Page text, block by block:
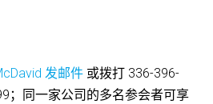
发邮件 或拨打 336-396-
；同一家公司的多名参会者可享